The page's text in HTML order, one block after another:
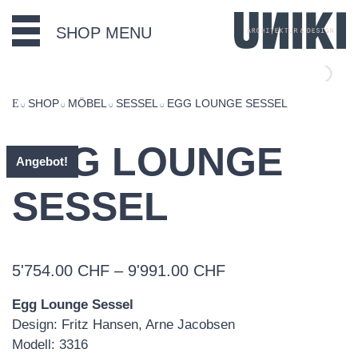
SHOP MENU
SHOP MÖBEL SESSEL EGG LOUNGE SESSEL
Angebot!
EGG LOUNGE
SESSEL
5'754.00 CHF – 9'991.00 CHFPreisspanne:
9'991.00 CHF
Egg Lounge Sessel
Design: Fritz Hansen, Arne Jacobsen
Modell: 3316